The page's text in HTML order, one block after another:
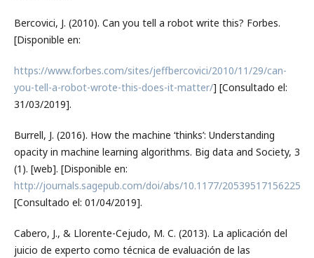
Bercovici, J. (2010). Can you tell a robot write this? Forbes.
[Disponible en:
https://www.forbes.com/sites/jeffbercovici/2010/11/29/can-
you-tell-a-robot-wrote-this-does-it-matter/] [Consultado el:
31/03/2019].
Burrell, J. (2016). How the machine ‘thinks’: Understanding
opacity in machine learning algorithms. Big data and Society, 3
(1). [web]. [Disponible en:
http://journals.sagepub.com/doi/abs/10.1177/2053951715622512
[Consultado el: 01/04/2019].
Cabero, J., & Llorente-Cejudo, M. C. (2013). La aplicación del
juicio de experto como técnica de evaluación de las